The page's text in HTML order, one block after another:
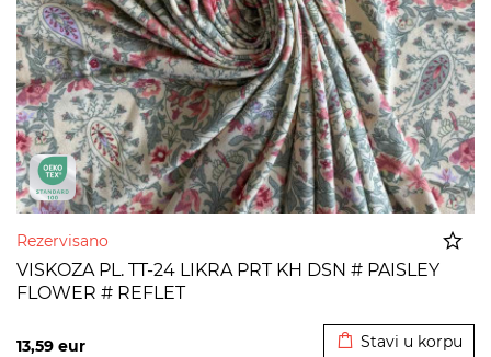
Rezervisano
VISKOZA PL. TT-24 LIKRA PRT KH DSN # PAISLEY
FLOWER # REFLET
13,59 eur Stavi u korpu